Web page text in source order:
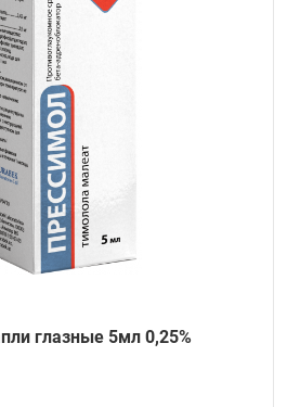
глазные 5мл 0,25%